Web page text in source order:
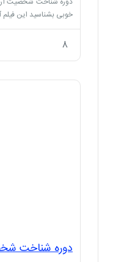
خوبی بشناسید این
8
دوره شناخت